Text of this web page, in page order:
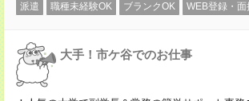
派遣 職種未経験OK ブランクOK WEB登録・面
大手！市ケ谷でのお仕事